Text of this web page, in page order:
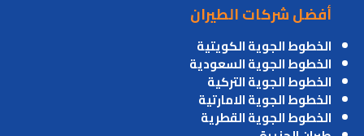
أفضل شركات الطيران
الخطوط الجوية الكويتية
الخطوط الجوية السعودية
الخطوط الجوية التركية
الخطوط الجوية الامارتية
الخطوط الجوية القطرية